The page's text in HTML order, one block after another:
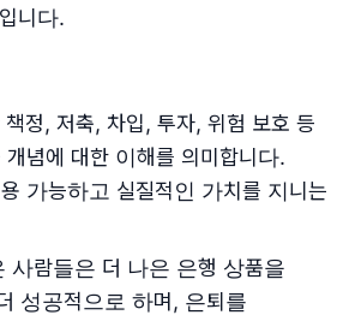
니다.
책정, 저축, 차입, 투자, 위험 보호 등
념에 대한 이해를 의미합니다.
가능하고 실질적인 가치를 지니는
사람들은 더 나은 은행 상품을
성공적으로 하며, 은퇴를